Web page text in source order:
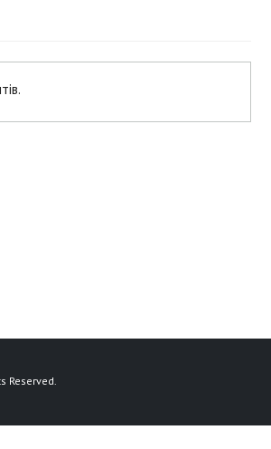
Reserved.